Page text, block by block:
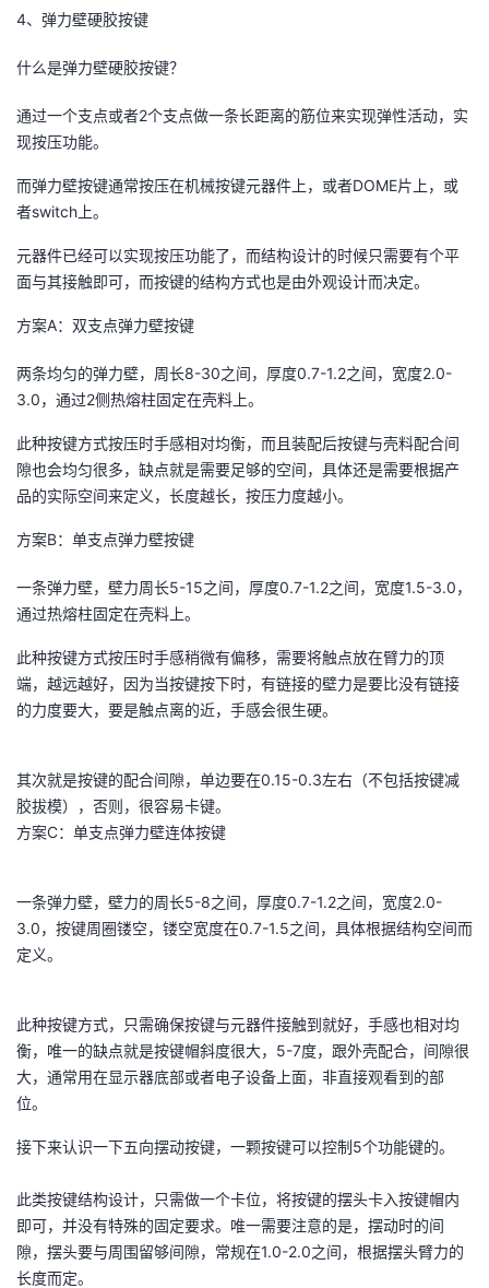
4、弹力壁硬胶按键
什么是弹力壁硬胶按键？
通过一个支点或者2个支点做一条长距离的筋位来实现弹性活动，实
现按压功能。
而弹力壁按键通常按压在机械按键元器件上，或者DOME片上，或
者switch上。
元器件已经可以实现按压功能了，而结构设计的时候只需要有个平
面与其接触即可，而按键的结构方式也是由外观设计而决定。
方案A：双支点弹力壁按键
两条均匀的弹力壁，周长8-30之间，厚度0.7-1.2之间，宽度2.0-
3.0，通过2侧热熔柱固定在壳料上。
此种按键方式按压时手感相对均衡，而且装配后按键与壳料配合间
隙也会均匀很多，缺点就是需要足够的空间，具体还是需要根据产
品的实际空间来定义，长度越长，按压力度越小。
方案B：单支点弹力壁按键
一条弹力壁，壁力周长5-15之间，厚度0.7-1.2之间，宽度1.5-3.0，
通过热熔柱固定在壳料上。
此种按键方式按压时手感稍微有偏移，需要将触点放在臂力的顶
端，越远越好，因为当按键按下时，有链接的壁力是要比没有链接
的力度要大，要是触点离的近，手感会很生硬。
其次就是按键的配合间隙，单边要在0.15-0.3左右（不包括按键减
胶拔模），否则，很容易卡键。
方案C：单支点弹力壁连体按键
一条弹力壁，壁力的周长5-8之间，厚度0.7-1.2之间，宽度2.0-
3.0，按键周圈镂空，镂空宽度在0.7-1.5之间，具体根据结构空间而
定义。
此种按键方式，只需确保按键与元器件接触到就好，手感也相对均
衡，唯一的缺点就是按键帽斜度很大，5-7度，跟外壳配合，间隙很
大，通常用在显示器底部或者电子设备上面，非直接观看到的部
位。
接下来认识一下五向摆动按键，一颗按键可以控制5个功能键的。
此类按键结构设计，只需做一个卡位，将按键的摆头卡入按键帽内
即可，并没有特殊的固定要求。唯一需要注意的是，摆动时的间
隙，摆头要与周围留够间隙，常规在1.0-2.0之间，根据摆头臂力的
长度而定。